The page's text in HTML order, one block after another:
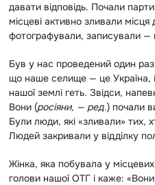
давати відповідь. Почали
місцеві активно зливали місця
фотографували, записували —
Був у нас проведений один
що наше селище — це Україна,
нашої землі геть. Звідси,
Вони (росіяни, — ред.) почали
Були люди, які «зливали» тих,
Людей закривали у відділку
Жінка, яка побувала у
голови нашої ОТГ і каже: